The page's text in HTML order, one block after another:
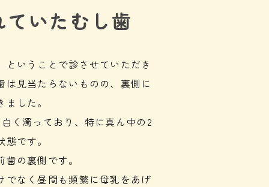
ていたむし歯
いうことで診させていただき
見当たらないものの、裏側に
した。
く濁っており、特に真ん中の2
です。
の裏側です。
でなく昼間も頻繁に母乳をあげ